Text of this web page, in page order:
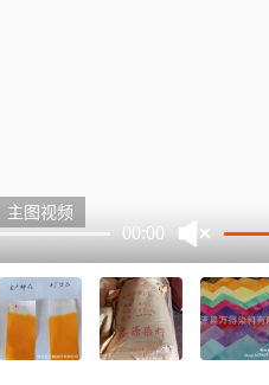
00:00
主图视频